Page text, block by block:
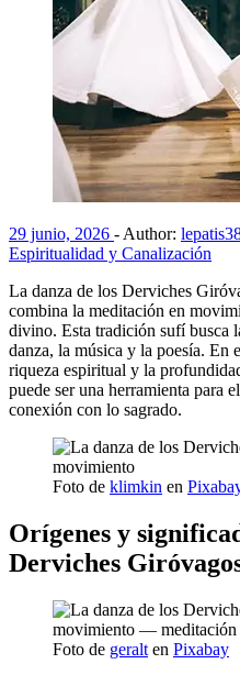
29 junio, 2026 - Author:
Espiritualidad y Canalización
La danza de los Derviches
combina la meditación en
divino. Esta tradición sufí busca
danza, la música y la poesía. En
riqueza espiritual y la
puede ser una herramienta para
conexión con lo sagrado.
Foto de klimkin en
Orígenes y
Derviches
Foto de geralt en Pixabay